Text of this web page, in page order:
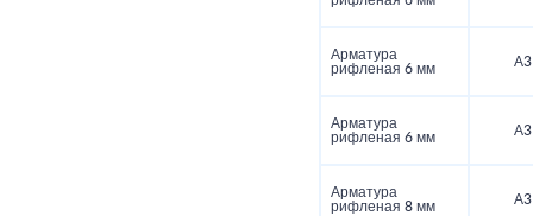
Арматура
рифленая 6 мм
А3
Арматура
рифленая 6 мм
А3
Арматура
рифленая 8 мм
А3